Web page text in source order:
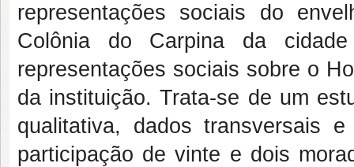
representações sociais do
Colônia do Carpina da
representações sociais sobre o
da instituição. Trata-se de um
qualitativa, dados transversais
participação de vinte e dois